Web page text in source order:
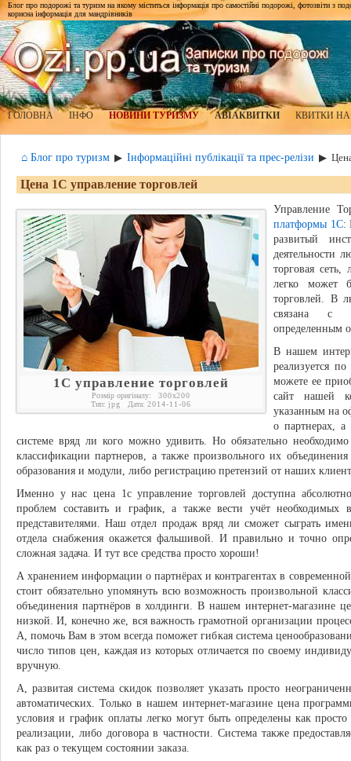
Блог про подорожі та туризм на якому міститься інформація про самостійні подорожі, фотозвіти з
корисна інформація для мандрівників
ГОЛОВНА ІНФО НОВИНИ ТУРИЗМУ АВІАКВИТКИ КВИТКИ
⌂ Блог про туризм ▶ Інформаційні публікації та прес-релізи ▶
Цена 1С управление торговлей
1С управление торговлей
Розмір оригіналу: 300x200
Тип: jpg Дата: 2014-11-06
Управление
платформы 1С:
развитый
деятельности
торговая
легко может
торговлей. В
связана с
определенным
В нашем
реализуется
можете ее
сайт нашей
указанным на
о партнерах, а
системе вряд ли кого можно удивить. Но обязательно
классификации партнеров, а также произвольного их
образования и модули, либо регистрацию претензий от наших
Именно у нас цена 1с управление торговлей доступна
проблем составить и график, а также вести учёт необходимых
представителями. Наш отдел продаж вряд ли сможет сыграть
отдела снабжения окажется фальшивой. И правильно и точно
сложная задача. И тут все средства просто хороши!
А хранением информации о партнёрах и контрагентах в
стоит обязательно упомянуть всю возможность произвольной
объединения партнёров в холдинги. В нашем интернет-магазине
низкой. И, конечно же, вся важность грамотной организации
А, помочь Вам в этом всегда поможет гибкая система
число типов цен, каждая из которых отличается по своему
вручную.
А, развитая система скидок позволяет указать просто
автоматических. Только в нашем интернет-магазине цена
условия и график оплаты легко могут быть определены как
реализации, либо договора в частности. Система также
как раз о текущем состоянии заказа.